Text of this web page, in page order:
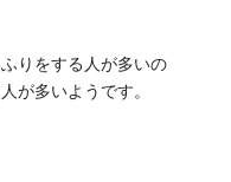
りをする人が‬‭多いの
が多いようです。‬